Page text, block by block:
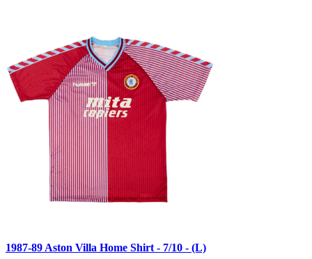
1987-89 Aston Villa Home Shirt - 7/10 - (L)